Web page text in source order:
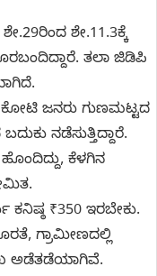
ಶೇ.11.3ಕ್ಕೆ
ತಲಾ ಜಿಡಿಪಿ
ಜನರು ಗುಣಮಟ್ಟದ
ನಡೆಸುತ್ತಿದ್ದಾರೆ.
ಹೊಂದಿದ್ದು, ಕೆಳಗಿನ
₹350 ಇರಬೇಕು.
ಗ್ರಾಮೀಣದಲ್ಲಿ
ಅಡೆತಡೆಯಾಗಿವೆ.